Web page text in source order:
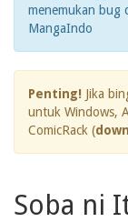
menemukan bug
MangaIndo
Penting! Jika
untuk Windows,
ComicRack (
Soba ni